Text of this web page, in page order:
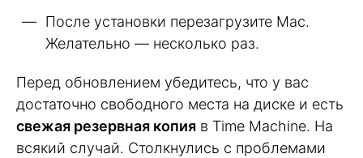
После установки перезагрузите Mac.
Желательно — несколько раз.
Перед обновлением убедитесь, что у вас
достаточно свободного места на диске и есть
свежая резервная копия в Time Machine. На
всякий случай. Столкнулись с проблемами